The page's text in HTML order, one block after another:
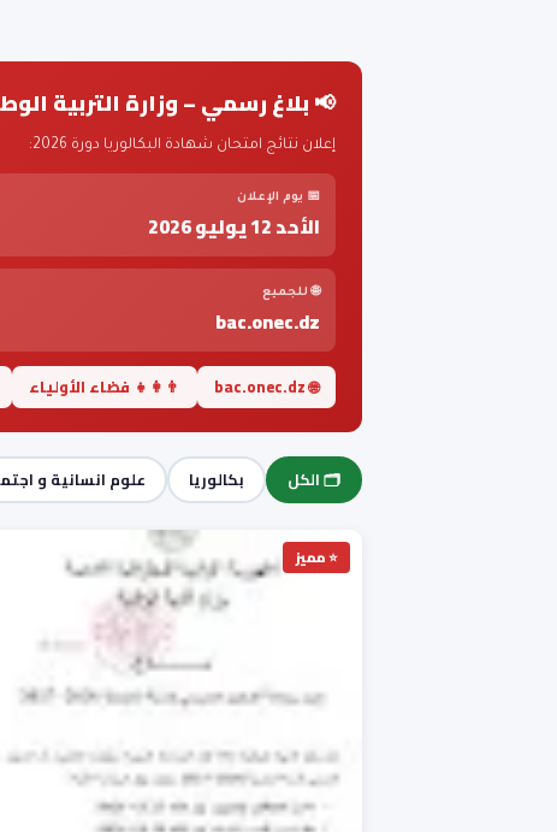
📢 بلاغ رسمي – وزارة التربية الوطنية | 08
إعلان نتائج امتحان شهادة البكالوريا دورة 2026:
📅 يوم الإعلان
الأحد 12 يوليو 2026
🌐 للجميع
bac.onec.dz
🌐 bac.onec.dz 👨‍👩‍👧 فضاء الأولياء
🗂️ الكل بكالوريا علوم انسانية و
⭐ مميز